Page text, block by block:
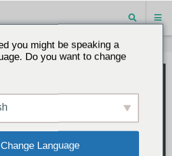
you might be speaking a
Do you want to change
Change Language